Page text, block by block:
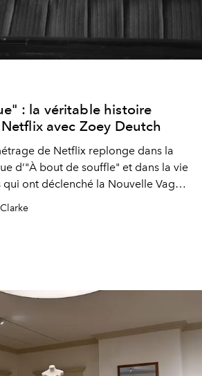
: la véritable histoire
avec Zoey Deutch
de Netflix replonge dans la
d’"À bout de souffle" et dans la vie
ont déclenché la Nouvelle Vague